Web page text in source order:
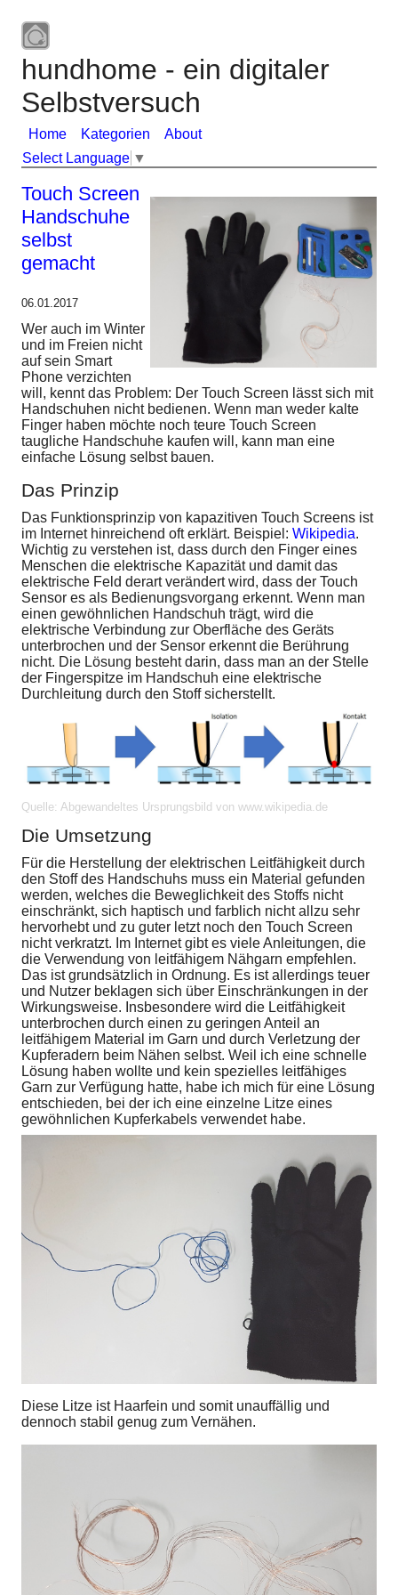
hundhome - ein digitaler
Selbstversuch
Home Kategorien
About
Select Language ▼
Touch Screen
Handschuhe
selbst
gemacht
06.01.2017
Wer auch im Winter
und im Freien nicht
auf sein Smart
Phone verzichten
will, kennt das Problem: Der Touch Screen lässt sich mit
Handschuhen nicht bedienen. Wenn man weder kalte
Finger haben möchte noch teure Touch Screen
taugliche Handschuhe kaufen will, kann man eine
einfache Lösung selbst bauen.
Das Prinzip
Das Funktionsprinzip von kapazitiven Touch Screens ist
im Internet hinreichend oft erklärt. Beispiel: Wikipedia.
Wichtig zu verstehen ist, dass durch den Finger eines
Menschen die elektrische Kapazität und damit das
elektrische Feld derart verändert wird, dass der Touch
Sensor es als Bedienungsvorgang erkennt. Wenn man
einen gewöhnlichen Handschuh trägt, wird die
elektrische Verbindung zur Oberfläche des Geräts
unterbrochen und der Sensor erkennt die Berührung
nicht. Die Lösung besteht darin, dass man an der Stelle
der Fingerspitze im Handschuh eine elektrische
Durchleitung durch den Stoff sicherstellt.
Quelle: Abgewandeltes Ursprungsbild von www.wikipedia.de
Die Umsetzung
Für die Herstellung der elektrischen Leitfähigkeit durch
den Stoff des Handschuhs muss ein Material gefunden
werden, welches die Beweglichkeit des Stoffs nicht
einschränkt, sich haptisch und farblich nicht allzu sehr
hervorhebt und zu guter letzt noch den Touch Screen
nicht verkratzt. Im Internet gibt es viele Anleitungen, die
die Verwendung von leitfähigem Nähgarn empfehlen.
Das ist grundsätzlich in Ordnung. Es ist allerdings teuer
und Nutzer beklagen sich über Einschränkungen in der
Wirkungsweise. Insbesondere wird die Leitfähigkeit
unterbrochen durch einen zu geringen Anteil an
leitfähigem Material im Garn und durch Verletzung der
Kupferadern beim Nähen selbst. Weil ich eine schnelle
Lösung haben wollte und kein spezielles leitfähiges
Garn zur Verfügung hatte, habe ich mich für eine Lösung
entschieden, bei der ich eine einzelne Litze eines
gewöhnlichen Kupferkabels verwendet habe.
Diese Litze ist Haarfein und somit unauffällig und
dennoch stabil genug zum Vernähen.